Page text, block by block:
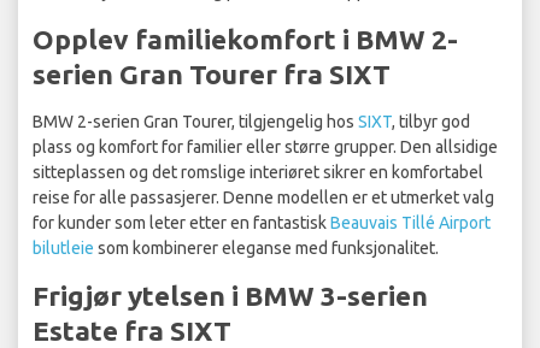
Opplev familiekomfort i BMW 2-
serien Gran Tourer fra SIXT
BMW 2-serien Gran Tourer, tilgjengelig hos SIXT, tilbyr god
plass og komfort for familier eller større grupper. Den allsidige
sitteplassen og det romslige interiøret sikrer en komfortabel
reise for alle passasjerer. Denne modellen er et utmerket valg
for kunder som leter etter en fantastiskBeauvais Tillé Airport
bilutleie som kombinerer eleganse med funksjonalitet.
Frigjør ytelsen i BMW 3-serien
Estate fra SIXT